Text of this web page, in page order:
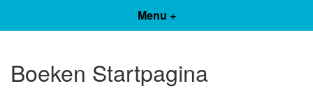
Menu +
Boeken Startpagina